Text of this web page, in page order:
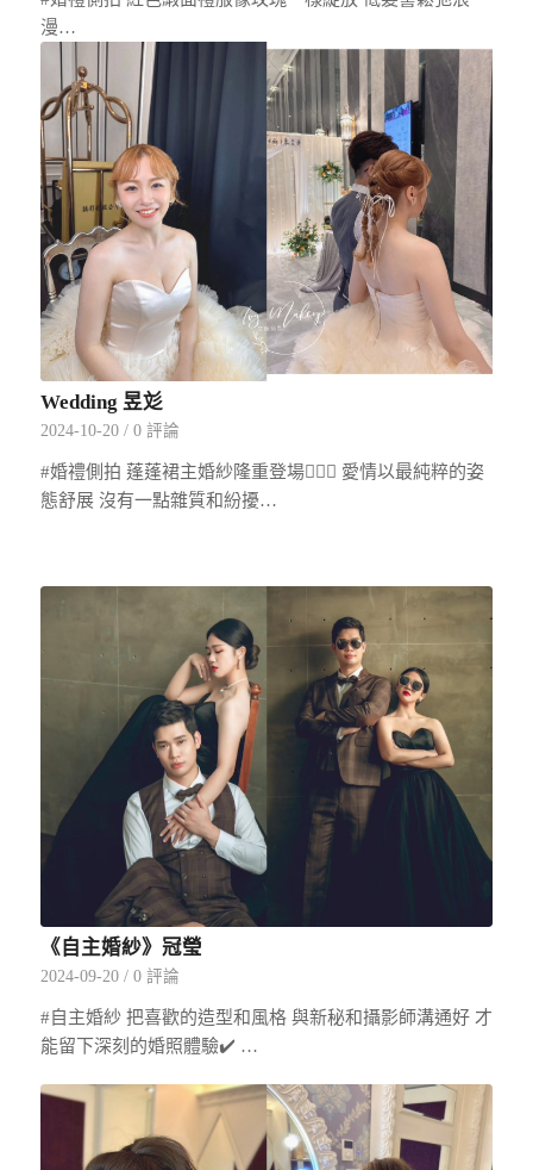
漫…
Wedding 昱彣
2024-10-20 / 0 評論
#婚禮側拍 蓬蓬裙主婚紗隆重登場👰🏻‍♀️ 愛情以最純粹的姿
態舒展 沒有一點雜質和紛擾…
《自主婚紗》冠瑩
2024-09-20 / 0 評論
#自主婚紗 把喜歡的造型和風格 與新秘和攝影師溝通好 才
能留下深刻的婚照體驗✔️ …